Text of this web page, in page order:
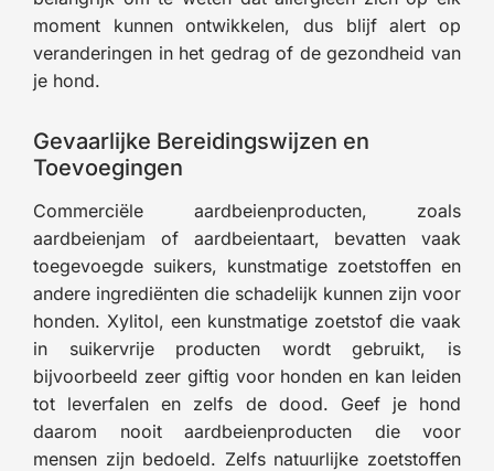
moment kunnen ontwikkelen, dus blijf alert op
veranderingen in het gedrag of de gezondheid van
je hond.
Gevaarlijke Bereidingswijzen en
Toevoegingen
Commerciële aardbeienproducten, zoals
aardbeienjam of aardbeientaart, bevatten vaak
toegevoegde suikers, kunstmatige zoetstoffen en
andere ingrediënten die schadelijk kunnen zijn voor
honden. Xylitol, een kunstmatige zoetstof die vaak
in suikervrije producten wordt gebruikt, is
bijvoorbeeld zeer giftig voor honden en kan leiden
tot leverfalen en zelfs de dood. Geef je hond
daarom nooit aardbeienproducten die voor
mensen zijn bedoeld. Zelfs natuurlijke zoetstoffen